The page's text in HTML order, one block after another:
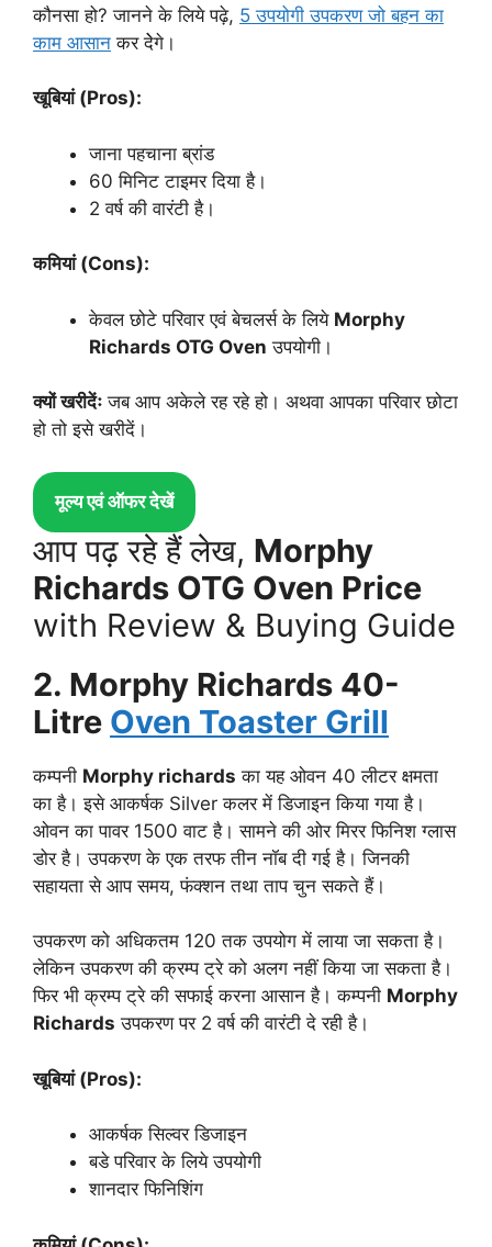
कौनसा हो? जानने के लिये पढ़े, 5 उपयोगी उपकरण जो बहन का
काम आसान कर देेगे।
खूबियां (Pros):
जाना पहचाना ब्रांड
60 मिनिट टाइमर दिया है।
2 वर्ष की वारंटी है।
कमियां (Cons):
केवल छोटे परिवार एवं बेचलर्स के लिये Morphy
Richards OTG Oven उपयोगी।
क्यों खरीदेंः जब आप अकेले रह रहे हो। अथवा आपका परिवार छोटा
हो तो इसे खरीदें।
मूल्य एवं ऑफर देखें
आप पढ़ रहे हैं लेख, Morphy
Richards OTG Oven Price
with Review & Buying Guide
2. Morphy Richards 40-
Litre Oven Toaster Grill
कम्पनी Morphy richards का यह ओवन 40 लीटर क्षमता
का है। इसे आकर्षक Silver कलर में डिजाइन किया गया है।
ओवन का पावर 1500 वाट है। सामने की ओर मिरर फिनिश ग्लास
डोर है। उपकरण के एक तरफ तीन नॉब दी गई है। जिनकी
सहायता से आप समय, फंक्शन तथा ताप चुन सकते हैं।
उपकरण को अधिकतम 120 तक उपयोग में लाया जा सकता है।
लेकिन उपकरण की क्रम्प ट्रे को अलग नहीं किया जा सकता है।
फिर भी क्रम्प ट्रे की सफाई करना आसान है। कम्पनी Morphy
Richards उपकरण पर 2 वर्ष की वारंटी दे रही है।
खूबियां (Pros):
आकर्षक सिल्वर डिजाइन
बडे परिवार के लिये उपयोगी
शानदार फिनिशिंग